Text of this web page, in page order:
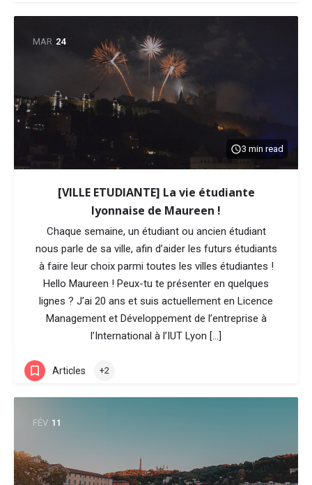
MAR 24
3 min read
[VILLE ETUDIANTE] La vie étudiante
lyonnaise de Maureen !
Chaque semaine, un étudiant ou ancien étudiant
nous parle de sa ville, afin d’aider les futurs étudiants
à faire leur choix parmi toutes les villes étudiantes !
Hello Maureen ! Peux-tu te présenter en quelques
lignes ? J’ai 20 ans et suis actuellement en Licence
Management et Développement de l’entreprise à
l’International à l’IUT Lyon […]
Articles +2
FÉV 11